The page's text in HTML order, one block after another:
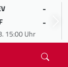
-
-
15:00 Uhr